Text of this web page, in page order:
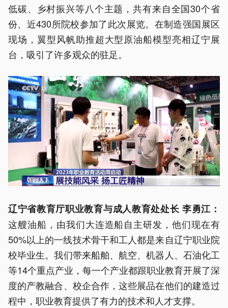
低碳、乡村振兴等八个主题，共有来自全国30个省
份、近430所院校参加了此次展览。在制造强国展区
现场，翼型风帆助推超大型原油船模型亮相辽宁展
台，吸引了许多观众的驻足。
辽宁省教育厅职业教育与成人教育处处长 李勇江：
这艘油船，由我们大连造船自主研发，他们现在有
50%以上的一线技术骨干和工人都是来自辽宁职业院
校毕业生。我们带来船舶、航空、机器人、石油化工
等14个重点产业，每一个产业都跟职业教育开展了深
度的产教融合、校企合作，这些展品在他们的建造过
程中，职业教育提供了有力的技术和人才支撑。